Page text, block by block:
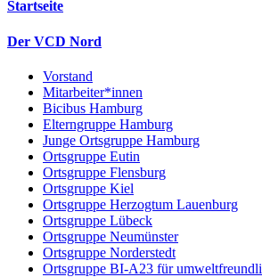
Startseite
Der VCD Nord
Vorstand
Mitarbeiter*innen
Bicibus Hamburg
Elterngruppe Hamburg
Junge Ortsgruppe Hamburg
Ortsgruppe Eutin
Ortsgruppe Flensburg
Ortsgruppe Kiel
Ortsgruppe Herzogtum Lauenburg
Ortsgruppe Lübeck
Ortsgruppe Neumünster
Ortsgruppe Norderstedt
Ortsgruppe BI-A23 für